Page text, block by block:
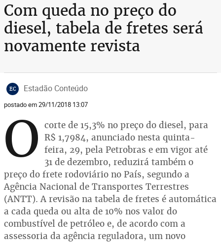
Com queda no preço do
diesel, tabela de fretes será
novamente revista
EC Estadão Conteúdo
postado em 29/11/2018 13:07
O corte de 15,3% no preço do diesel, para
R$ 1,7984, anunciado nesta quinta-
feira, 29, pela Petrobras e em vigor até
31 de dezembro, reduzirá também o
preço do frete rodoviário no País, segundo a
Agência Nacional de Transportes Terrestres
(ANTT). A revisão na tabela de fretes é automática
a cada queda ou alta de 10% nos valor do
combustível de petróleo e, de acordo com a
assessoria da agência reguladora, um novo